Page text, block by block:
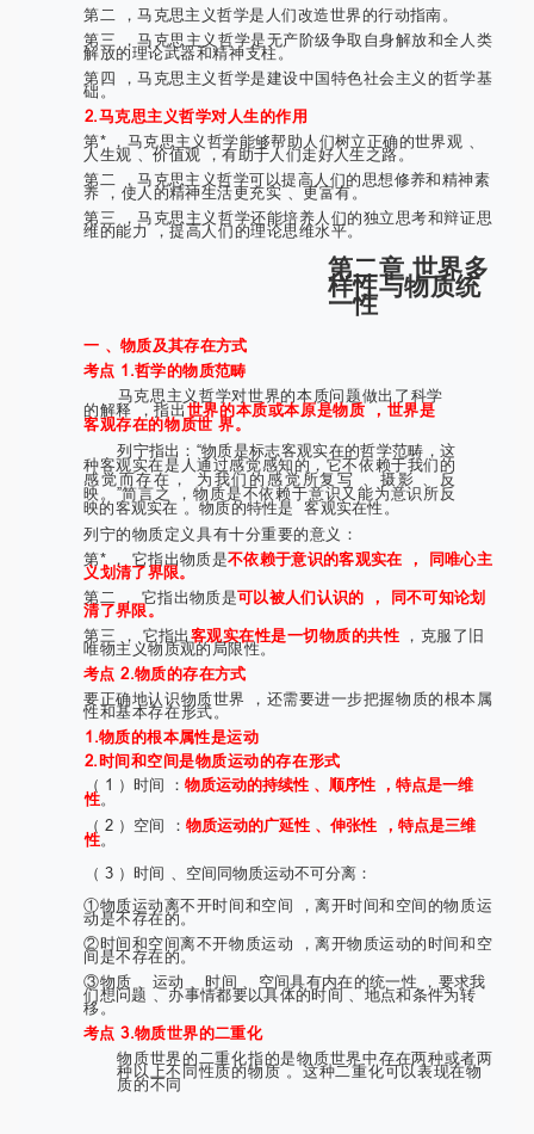
第二 ，马克思主义哲学是人们改造世界的行动指南。
第三 ，马克思主义哲学是无产阶级争取自身解放和全人类
解放的理论武器和精神支柱。
第四 ，马克思主义哲学是建设中国特色社会主义的哲学基
础。
2.马克思主义哲学对人生的作用
第* ，马克思主义哲学能够帮助人们树立正确的世界观 、
人生观 、价值观 ，有助于人们走好人生之路。
第二 ，马克思主义哲学可以提高人们的思想修养和精神素
养 ，使人的精神生活更充实 、更富有。
第三 ，马克思主义哲学还能培养人们的独立思考和辩证思
维的能力 ，提高人们的理论思维水平。
第二章 世界多
样性与物质统
一性
一 、物质及其存在方式
考点 1.哲学的物质范畴
马克思主义哲学对世界的本质问题做出了科学
的解释 ，指出世界的本质或本原是物质 ，世界是
客观存在的物质世 界。
列宁指出：“物质是标志客观实在的哲学范畴，这
种客观实在是人通过感觉感知的，它不依赖于我们的
感觉而存在， 为我们的感觉所复写 、摄影 、反
映。”简言之 ，物质是不依赖于意识又能为意识所反
映的客观实在 。物质的特性是
客观实在性。
列宁的物质定义具有十分重要的意义：
第* ， 它指出物质是不依赖于意识的客观实在 ， 同唯心主
义划清了界限。
第二 ， 它指出物质是可以被人们认识的 ， 同不可知论划
清了界限。
第三 ， 它指出客观实在性是一切物质的共性 ，克服了旧
唯物主义物质观的局限性。
考点 2.物质的存在方式
要正确地认识物质世界 ，还需要进一步把握物质的根本属
性和基本存在形式。
1.物质的根本属性是运动
2.时间和空间是物质运动的存在形式
（ 1 ）时间 ： 物质运动的持续性 、顺序性 ，特点是一维
性。
（ 2 ）空间 ： 物质运动的广延性 、伸张性 ，特点是三维
性。
（ 3 ）时间 、空间同物质运动不可分离：
①物质运动离不开时间和空间 ，离开时间和空间的物质运
动是不存在的。
②时间和空间离不开物质运动 ，离开物质运动的时间和空
间是不存在的。
③物质 、运动 、时间 、空间具有内在的统一性 ，要求我
们想问题 、办事情都要以具体的时间 、地点和条件为转
移。
考点 3.物质世界的二重化
物质世界的二重化指的是物质世界中存在两种或者两
种以上不同性质的物质 。这种二重化可以表现在物
质的不同